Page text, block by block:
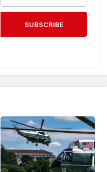
SUBSCRIBE